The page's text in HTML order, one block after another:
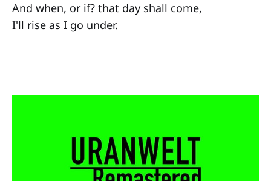
And when, or if? that day shall come,
I'll rise as I go under.